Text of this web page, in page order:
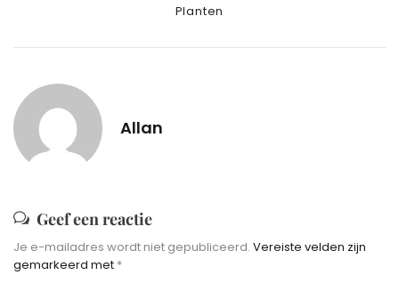
Categories
Planten
Allan
Geef een reactie
Je e-mailadres wordt niet gepubliceerd. Vereiste velden zijn
gemarkeerd met *